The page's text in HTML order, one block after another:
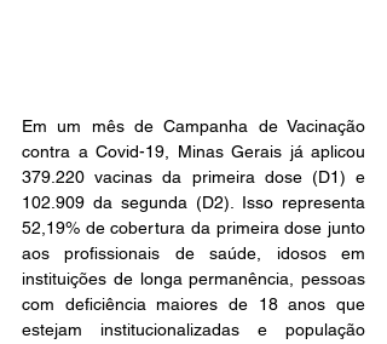
Em um mês de Campanha de Vacinação
contra a Covid-19, Minas Gerais já aplicou
379.220 vacinas da primeira dose (D1) e
102.909 da segunda (D2). Isso representa
52,19% de cobertura da primeira dose junto
aos profissionais de saúde, idosos em
instituições de longa permanência, pessoas
com deficiência maiores de 18 anos que
estejam institucionalizadas e população